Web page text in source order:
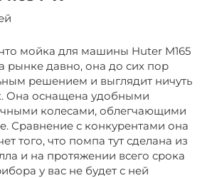
мойка для машины Huter M165
рынке давно, она до сих пор
решением и выглядит ничуть
Она оснащена удобными
колесами, облегчающими
Сравнение с конкурентами она
того, что помпа тут сделана из
и на протяжении всего срока
у вас не будет с ней